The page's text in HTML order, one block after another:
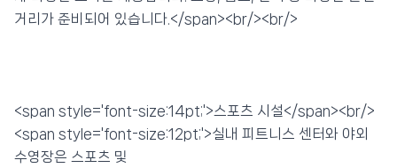
거리가 준비되어 있습니다.</span><br/><br/>
<span style='font-size:14pt;'>스포츠 시설</span><br/>
<span style='font-size:12pt;'>실내 피트니스 센터와 야외
수영장은 스포츠 및